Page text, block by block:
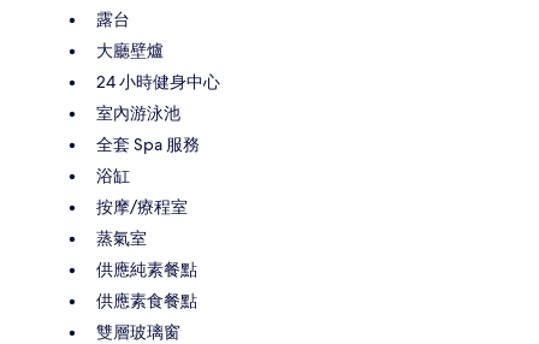
露台
大廳壁爐
24 小時健身中心
室內游泳池
全套 Spa 服務
浴缸
按摩/療程室
蒸氣室
供應純素餐點
供應素食餐點
雙層玻璃窗